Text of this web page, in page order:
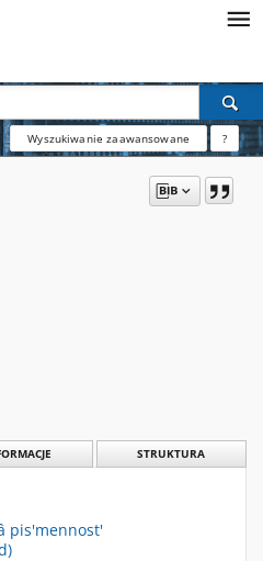
Wyszukiwanie zaawansowane ?
STRUKTURA
pis'mennost'